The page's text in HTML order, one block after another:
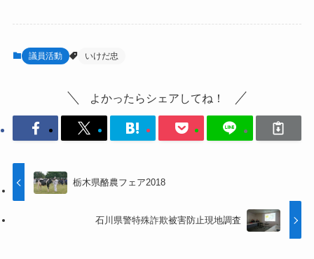
議員活動 いけだ忠
よかったらシェアしてね！
栃木県酪農フェア2018
石川県警特殊詐欺被害防止現地調査